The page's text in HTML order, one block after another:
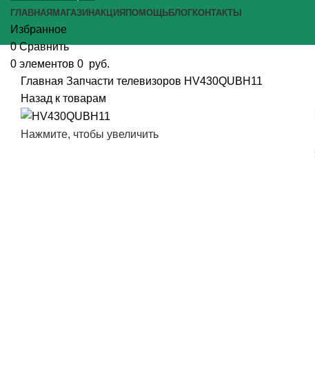
ГЛАВНАЯМАГАЗИНАКЦИЯПОМОЩЬБЛОГКОНТАКТЫ
Избранное
0 Сравнить
0 элементов 0 руб.
Главная Запчасти телевизоров HV430QUBH11
Назад к товарам
Нажмите, чтобы увеличить